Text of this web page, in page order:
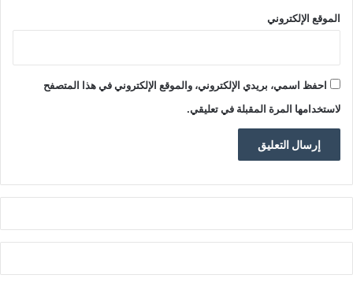
الموقع الإلكتروني
احفظ اسمي، بريدي الإلكتروني، والموقع الإلكتروني في هذا المتصفح
لاستخدامها المرة المقبلة في تعليقي.